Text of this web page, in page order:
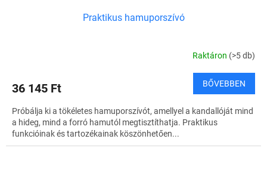
Praktikus hamuporszívó
Raktáron (>5 db)
36 145 Ft BŐVEBBEN
Próbálja ki a tökéletes hamuporszívót, amellyel a kandallóját mind
a hideg, mind a forró hamutól megtisztíthatja. Praktikus
funkcióinak és tartozékainak köszönhetően...